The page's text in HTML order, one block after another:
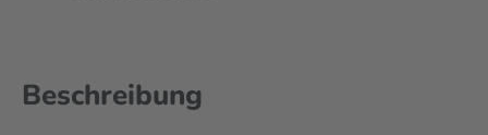
Beschreibung